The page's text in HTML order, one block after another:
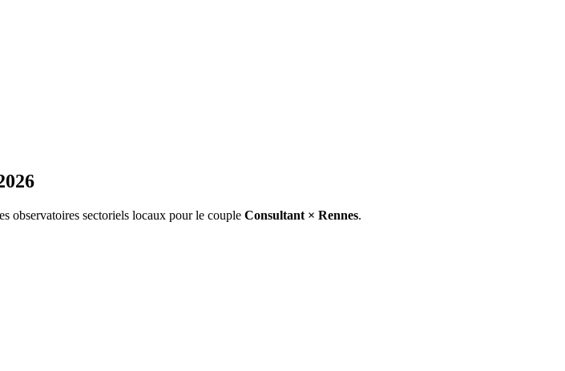
observatoires sectoriels locaux pour le couple Consultant × Rennes.